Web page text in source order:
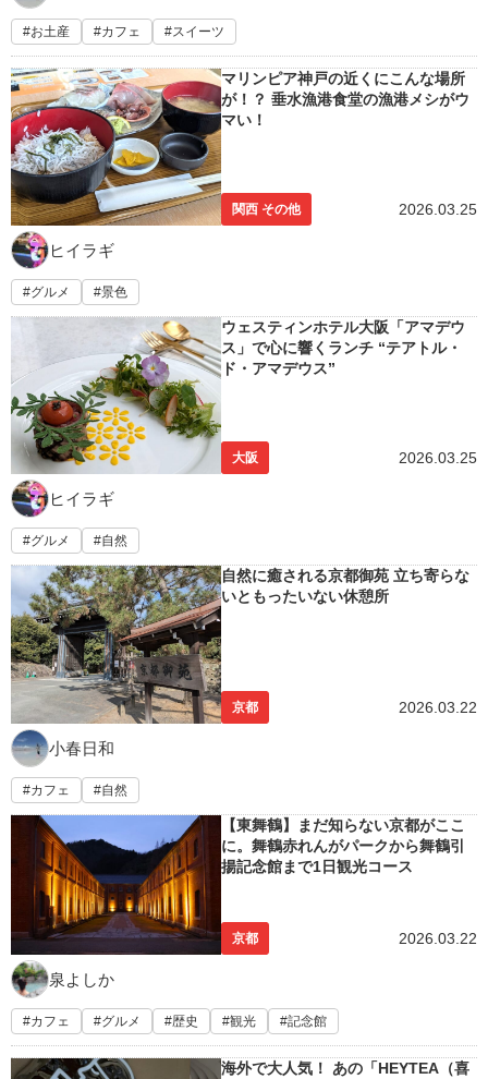
お土産 カフェ スイーツ
マリンピア神戸の近くにこんな場所
が！？ 垂水漁港食堂の漁港メシがウ
マい！
関西 その他 2026.03.25
ヒイラギ
グルメ 景色
ウェスティンホテル大阪「アマデウ
ス」で心に響くランチ “テアトル・
ド・アマデウス”
大阪 2026.03.25
ヒイラギ
グルメ 自然
自然に癒される京都御苑 立ち寄らな
いともったいない休憩所
京都 2026.03.22
小春日和
カフェ 自然
【東舞鶴】まだ知らない京都がここ
に。舞鶴赤れんがパークから舞鶴引
揚記念館まで1日観光コース
京都 2026.03.22
泉よしか
カフェ グルメ 歴史 観光 記念館
海外で大人気！ あの「HEYTEA（喜